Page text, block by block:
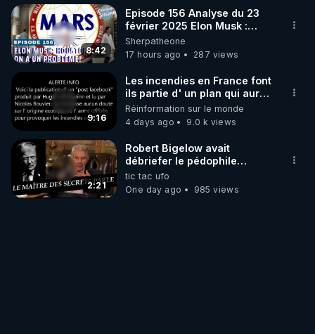
8:42
Episode 156 Analyse du 23
février 2025 Elon Musk :
Houston , on a un problème !
Sherpatheone
17 hours ago
287 views
9:16
Les incendies en France font
ils partie d' un plan qui aurait
débuté le 11 septembre 2001
?
Réinformation sur le monde
4 days ago
9.0 k views
2:21
Robert Bigelow avait
débriefer le pédophile
génocidaire de donald j
trump
tic tac ufo
One day ago
985 views